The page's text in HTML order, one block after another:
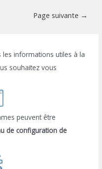
Page suivante →
les informations utiles à la
souhaitez vous
peuvent être
de configuration de